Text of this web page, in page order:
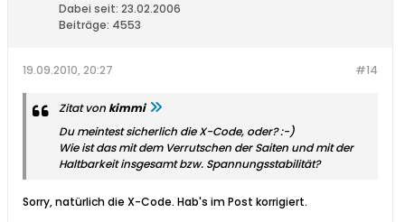
Dabei seit: 23.02.2006
Beiträge: 4553
#14
19.09.2010, 20:27
Zitat vonkimmi
Du meintest sicherlich die X-Code, oder? :-)
Wie ist das mit dem Verrutschen der Saiten und mit der
Haltbarkeit insgesamt bzw. Spannungsstabilität?
Sorry, natürlich die X-Code. Hab's im Post korrigiert.